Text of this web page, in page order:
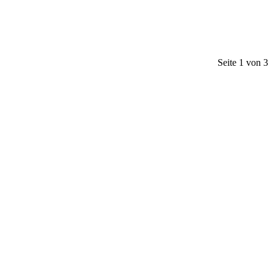
Seite 1 von 3